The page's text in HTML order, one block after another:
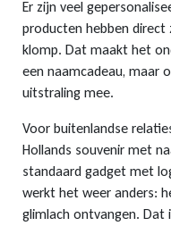
Er zijn veel
producten hebben direct
klomp. Dat maakt het
een naamcadeau, maar
uitstraling mee.
Voor buitenlandse
Hollands souvenir met
standaard gadget met
werkt het weer anders:
glimlach ontvangen. Dat